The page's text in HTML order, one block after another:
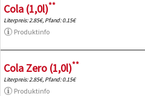
Cola (1,0l)**
Literpreis: 2.85€, Pfand: 0.15€
Produktinfo
Cola Zero (1,0l)**
Literpreis: 2.85€, Pfand: 0.15€
Produktinfo